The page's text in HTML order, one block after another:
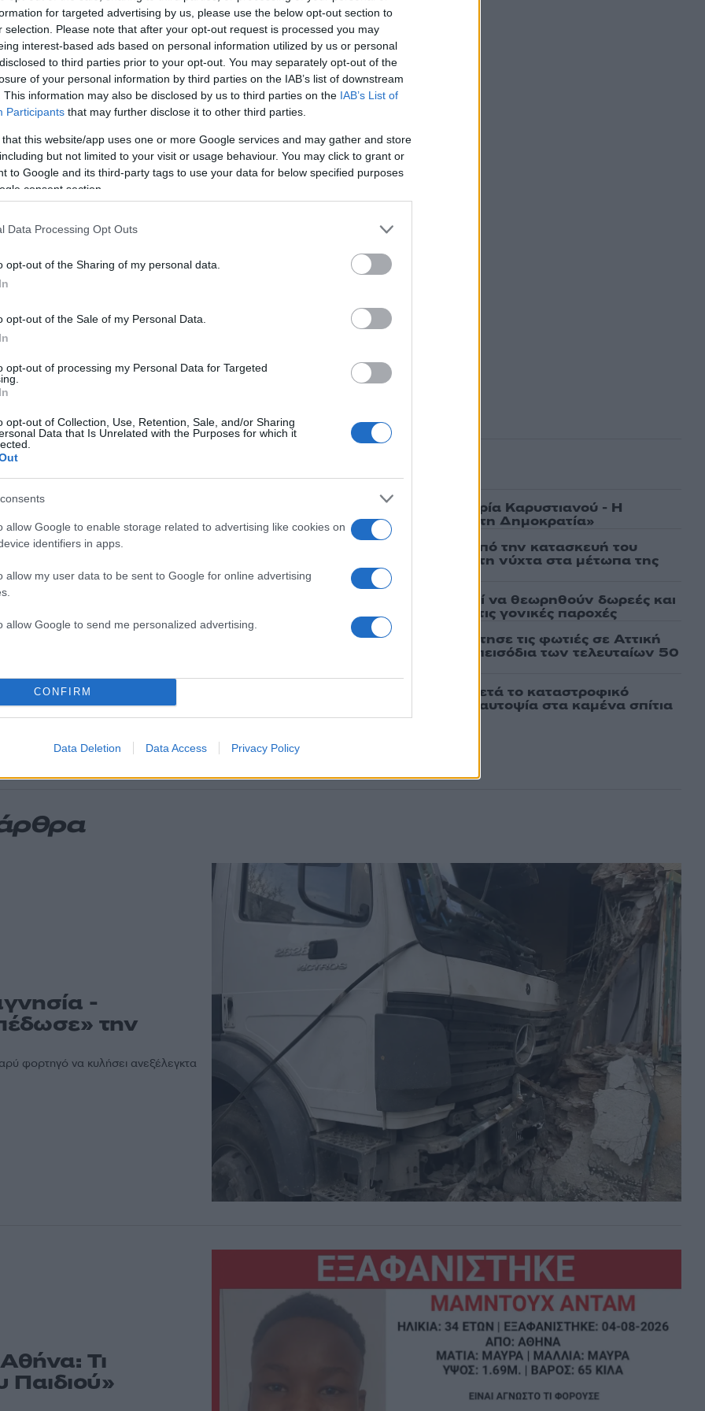
for targeted advertising by us, please use the below opt-out section to
selection. Please note that after your opt-out request is processed you may
interest-based ads based on personal information utilized by us or personal
to third parties prior to your opt-out. You may separately opt-out of the
of your personal information by third parties on the IAB’s list of downstream
This information may also be disclosed by us to third parties on the IAB’s List of
Participants that may further disclose it to other third parties.
that this website/app uses one or more Google services and may gather and store
but not limited to your visit or usage behaviour. You may click to grant or
to Google and its third-party tags to use your data for below specified purposes
consent section.
Data Processing Opt Outs
opt-out of the Sharing of my personal data.
opt-out of the Sale of my Personal Data.
opt-out of processing my Personal Data for Targeted
opt-out of Collection, Use, Retention, Sale, and/or Sharing
Data that Is Unrelated with the Purposes for which it
allow Google to enable storage related to advertising like cookies on
identifiers in apps.
allow my user data to be sent to Google for online advertising
allow Google to send me personalized advertising.
CONFIRM
Data Deletion Data Access Privacy Policy
50 /50
Υποβολή σχολίου
Ελλάδα
ΡΥΘΜΙΣΗ ΟΦΕΙΛΩΝ ΔΕΗ
το Νewsit.gr στο
με νεκρούς
τη
- Οι περιοχές
Μητσοτάκης
την
όπως και
στο
ανατροπή στο
Πιο σχολιασμένα
Έφυγαν οι συνεργάτες, μένει η Μαρία Καρυστιανού - Η
επόμενη μέρα για την «Ελπίδα για τη Δημοκρατία»
Canadair 515: Οι πρώτες εικόνες από την κατασκευή του
αεροσκάφους που θα επιχειρεί και τη νύχτα στα μέτωπα της
φωτιάς
Μεταφορές χρημάτων: Πότε μπορεί να θεωρηθούν δωρεές και
να επιβληθεί φόρος – Τι ισχυεί για τις γονικές παροχές
Το πολωμένο μελτέμι που τροφοδότησε τις φωτιές σε Αττική
και Βοιωτία: «Από τα ισχυρότερα επεισόδια των τελευταίων 50
Κρανίου τόπος το Πόρτο Γερμενό μετά το καταστροφικό
πέρασμα της φωτιάς – Ξεκίνησε η αυτοψία στα καμένα σπίτια
-
την
φορτηγό να κυλήσει ανεξέλεγκτα
Τι
Παιδιού»